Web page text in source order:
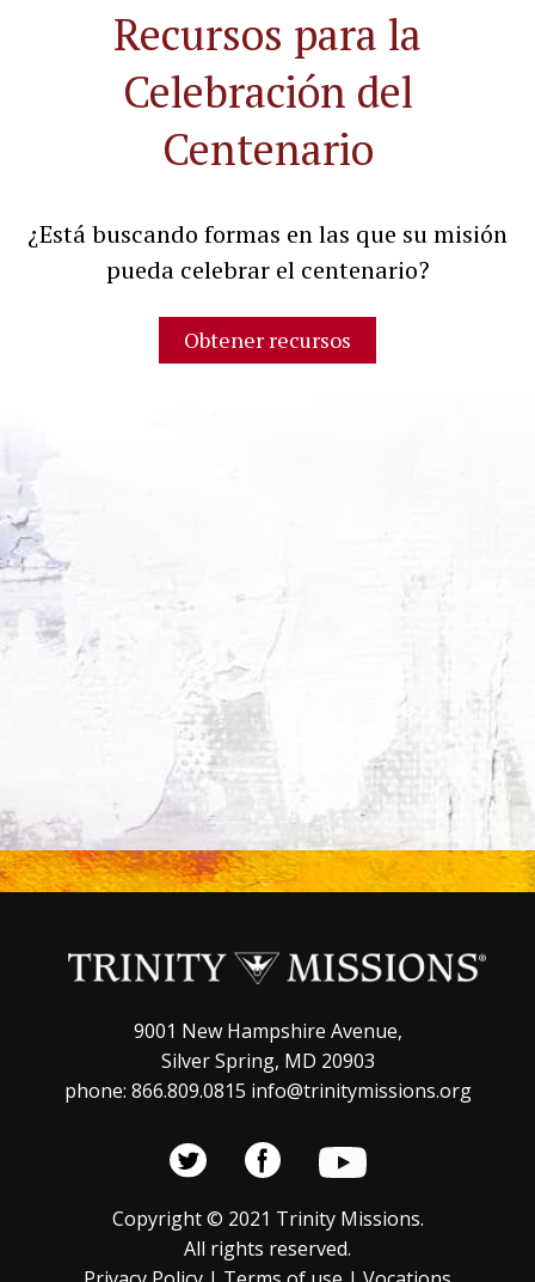
Recursos para la
Celebración del
Centenario
¿Está buscando formas en las que su misión
pueda celebrar el centenario?
Obtener recursos
9001 New Hampshire Avenue,
Silver Spring, MD 20903
phone: 866.809.0815 info@trinitymissions.org
Copyright © 2021 Trinity Missions.
All rights reserved.